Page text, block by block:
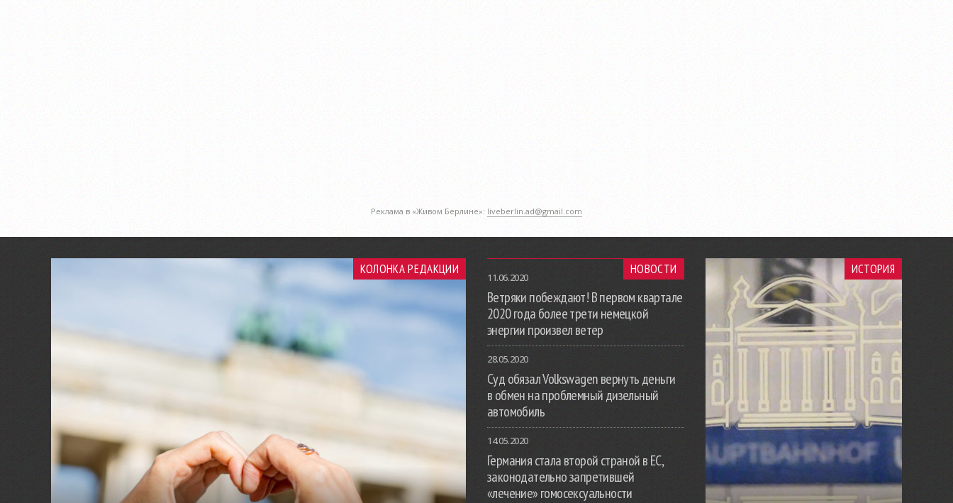
Реклама в «Живом Берлине»: liveberlin.ad@gmail.com
КОЛОНКА РЕДАКЦИИ НОВОСТИ
11.06.2020
Ветряки побеждают! В первом квартале
2020 года более трети немецкой
энергии произвел ветер
28.05.2020
Суд обязал Volkswagen вернуть деньги
в обмен на проблемный дизельный
автомобиль
14.05.2020
Германия стала второй страной в ЕС,
законодательно запретившей
«лечение» гомосексуальности
ИСТОРИЯ